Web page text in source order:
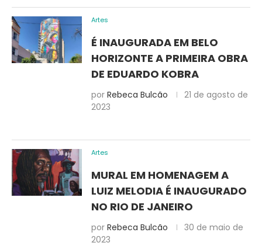
Artes
É INAUGURADA EM BELO
HORIZONTE A PRIMEIRA OBRA
DE EDUARDO KOBRA
por Rebeca Bulcão
21 de agosto de
2023
Artes
MURAL EM HOMENAGEM A
LUIZ MELODIA É INAUGURADO
NO RIO DE JANEIRO
por Rebeca Bulcão
30 de maio de
2023